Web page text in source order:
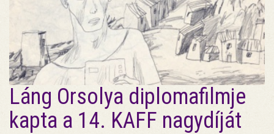
Láng Orsolya diplomafilmje
kapta a 14. KAFF nagydíját